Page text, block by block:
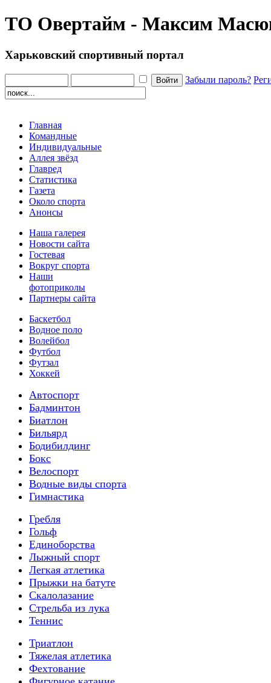
ТО Овертайм - Максим
Харьковский спортивный портал
Забыли пароль?
Главная
Командные
Индивидуальные
Аллея звёзд
Главред
Статистика
Газета
Около спорта
Анонсы
Наша галерея
Новости сайта
Гостевая
Вокруг спорта
Наши
фотоприколы
Партнеры сайта
Баскетбол
Водное поло
Волейбол
Футбол
Футзал
Хоккей
Автоспорт
Бадминтон
Биатлон
Бильярд
Бодибилдинг
Бокс
Велоспорт
Водные виды спорта
Гимнастика
Гребля
Гольф
Единоборства
Лыжный спорт
Легкая атлетика
Прыжки на батуте
Скалолазание
Стрельба из лука
Теннис
Триатлон
Тяжелая атлетика
Фехтование